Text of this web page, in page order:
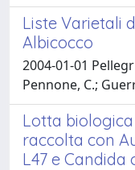
Liste Varietali
Albicocco
2004-01-01
Pennone, C.;
Lotta
raccolta con
L47 e Candida